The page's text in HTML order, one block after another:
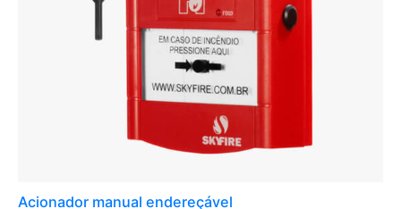
Acionador manual endereçável